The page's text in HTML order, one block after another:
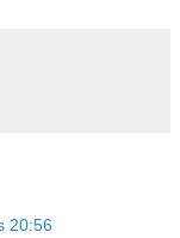
20:56